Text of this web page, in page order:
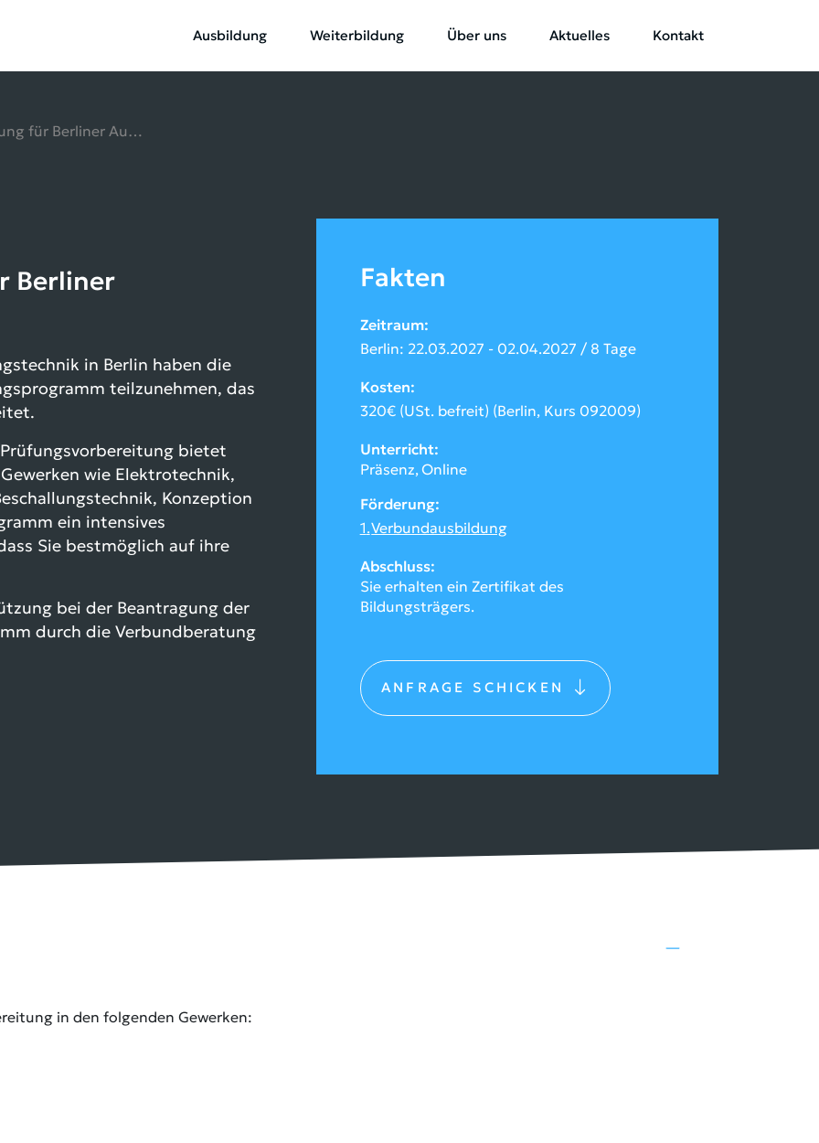
Ausbildung Weiterbildung Über uns Aktuelles Kontakt
Prüfungsvorbereitung für Berliner Auszubildende
Berliner
in Berlin haben die
teilzunehmen, das
bietet
wie Elektrotechnik,
Konzeption
ein intensives
Sie bestmöglich auf ihre
bei der Beantragung der
durch die Verbundberatung
Fakten
Zeitraum
Berlin: 22.03.2027 - 02.04.2027 / 8 Tage
Kosten
320€ (USt. befreit) (Berlin, Kurs 092009)
Unterricht
Präsenz Online
Förderung
Verbundausbildung
Abschluss
Sie erhalten ein Zertifikat des
Bildungsträgers.
ANFRAGE SCHICKEN
in den folgenden Gewerken: